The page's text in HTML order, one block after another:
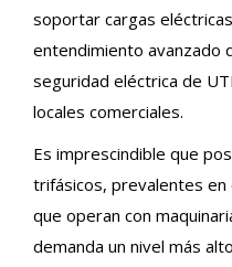
soportar cargas
entendimiento avanzado
seguridad eléctrica de
locales comerciales.
Es imprescindible que
trifásicos, prevalentes
que operan con
demanda un nivel más